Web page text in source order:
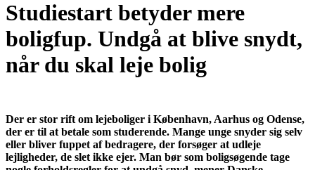
Studiestart betyder mere
boligfup. Undgå at blive snydt,
når du skal leje bolig
Der er stor rift om lejeboliger i København, Aarhus og Odense,
der er til at betale som studerende. Mange unge snyder sig selv
eller bliver fuppet af bedragere, der forsøger at udleje
lejligheder, de slet ikke ejer. Man bør som boligsøgende tage